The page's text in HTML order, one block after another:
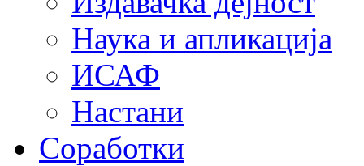
Наука и апликација
ИСАФ
Настани
Соработки